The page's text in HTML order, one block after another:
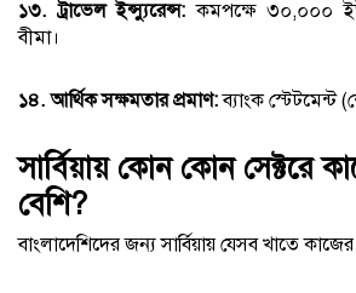
১৩. ট্রাভেল ইন্স্যুরেন্স: কমপক্ষে ৩০,০০০
বীমা।
১৪. আর্থিক সক্ষমতার প্রমাণ:ব্যাংক স্টেটমেন্ট
সার্বিয়ায় কোন কোন সেক্টরে
বেশি?
বাংলাদেশিদের জন্য সার্বিয়ায় যেসব খাতে